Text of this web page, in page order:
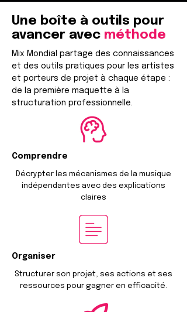
Une boîte à outils pour
avancer avec méthode
Mix Mondial partage des connaissances
et des outils pratiques pour les artistes
et porteurs de projet à chaque étape :
de la première maquette à la
structuration professionnelle.
Comprendre
Décrypter les mécanismes de la musique
indépendantes avec des explications
claires
Organiser
Structurer son projet, ses actions et ses
ressources pour gagner en efficacité.